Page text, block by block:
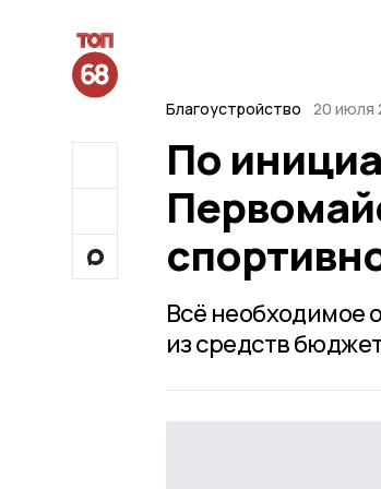
Благоустройство 20 июля
По
Всё необходимое
из средств